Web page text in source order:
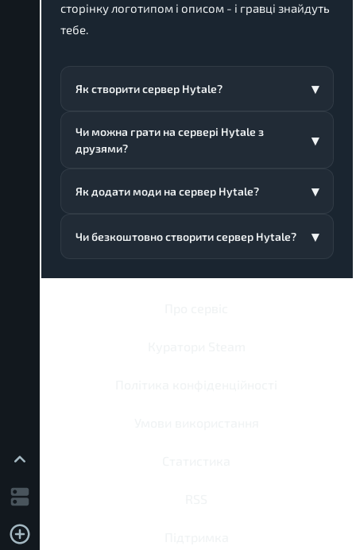
сторінку логотипом і описом - і гравці знайдуть
тебе.
Як створити сервер Hytale?
Чи можна грати на сервері Hytale з
друзями?
Як додати моди на сервер Hytale?
Чи безкоштовно створити сервер Hytale?